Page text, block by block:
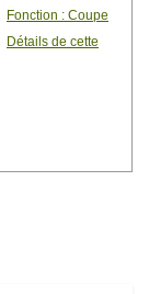
Fonction : Coupe
Détails de cette